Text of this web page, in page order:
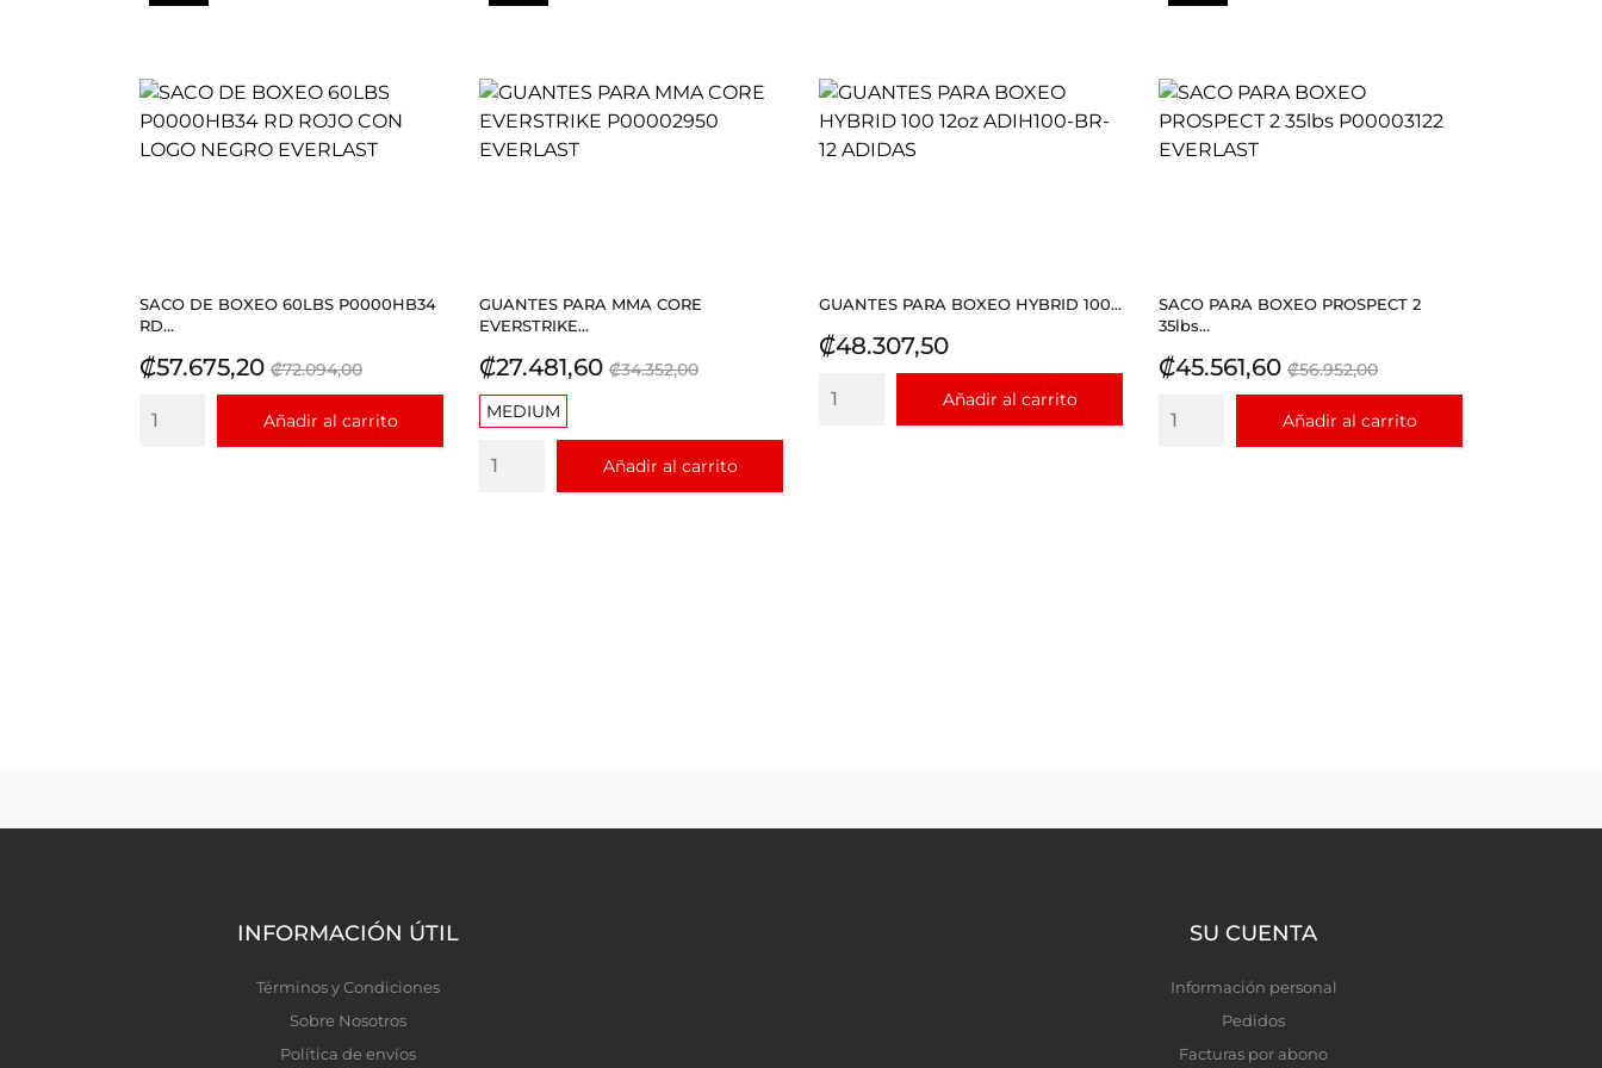
SACO DE BOXEO 60LBS P0000HB34
RD...
Precio
₡57.675,20 Precio
base
₡72.094,00
Añadir al carrito
GUANTES PARA MMA CORE
EVERSTRIKE...
Precio
₡27.481,60 Precio
₡34.352,00
MEDIUM
Añadir al carrito
GUANTES PARA BOXEO HYBRID 100...
Precio
₡48.307,50
Añadir al carrito
SACO PARA BOXEO PROSPECT 2
35lbs...
Precio
₡45.561,60 Precio
base
₡56.952,00
Añadir al carrito
INFORMACIÓN ÚTIL
Términos y Condiciones
Sobre Nosotros
Política de envíos
SU CUENTA
Información personal
Pedidos
Facturas por abono